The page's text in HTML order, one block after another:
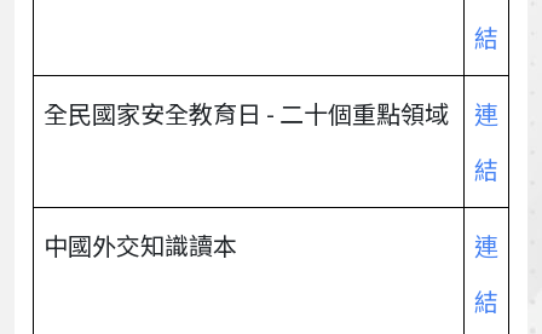
結
全民國家安全教育日 - 二十個重點領域
連
結
中國外交知識讀本
連
結